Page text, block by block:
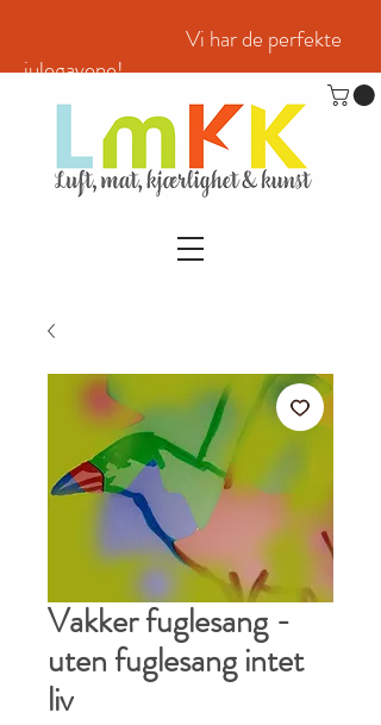
Vi har de perfekte
julegavene!
Vakker fuglesang -
uten fuglesang intet
liv